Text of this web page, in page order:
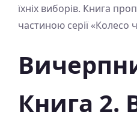
їхніх виборів. Книга
частиною серії «Колесо
Книга 2.